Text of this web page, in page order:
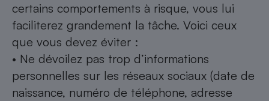
certains comportements à risque, vous lui
faciliterez grandement la tâche. Voici ceux
que vous devez éviter :
• Ne dévoilez pas trop d’informations
personnelles sur les réseaux sociaux (date de
naissance, numéro de téléphone, adresse